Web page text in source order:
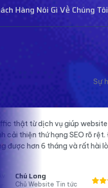
Hàng Nói Gì Về Chúng Tôi
Sự
của
Đã sử
Proxy ở đây
định, giúp
mà. Sẽ ủng hộ
Bạn
MMO-